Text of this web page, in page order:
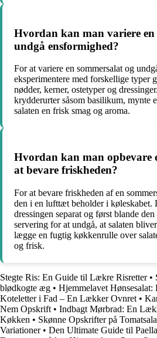
Hvordan kan man variere
undgå ensformighed?
For at variere en sommersalat og
eksperimentere med forskellige typer
nødder, kerner, ostetyper og
krydderurter såsom basilikum, mynte
salaten en frisk smag og aroma.
Hvordan kan man opbevare
at bevare friskheden?
For at bevare friskheden af en
den i en lufttæt beholder i køleskabet.
dressingen separat og først blande
servering for at undgå, at salaten
lægge en fugtig køkkenrulle over
og frisk.
Stegte Ris: En Guide til Lækre Risretter•
blødkogte æg • Hjemmelavet
Koteletter i Fad – En Lækker Ovnret •
Nem Opskrift • Indbagt Mørbrad: En
Køkken • Skønne Opskrifter på
Variationer• Den Ultimate Guide til